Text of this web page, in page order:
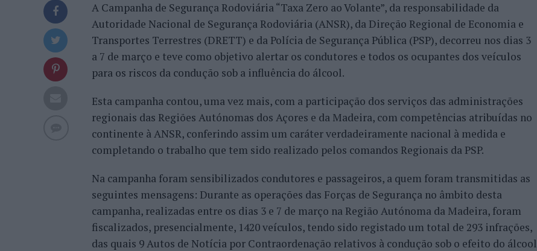
A Campanha de Segurança Rodoviária “Taxa Zero ao Volante”, da responsabilidade da
Autoridade Nacional de Segurança Rodoviária (ANSR), da Direção Regional de Economia e
Transportes Terrestres (DRETT) e da Polícia de Segurança Pública (PSP), decorreu nos dias 3
a 7 de março e teve como objetivo alertar os condutores e todos os ocupantes dos veículos
para os riscos da condução sob a influência do álcool.
Esta campanha contou, uma vez mais, com a participação dos serviços das administrações
regionais das Regiões Autónomas dos Açores e da Madeira, com competências atribuídas no
continente à ANSR, conferindo assim um caráter verdadeiramente nacional à medida e
completando o trabalho que tem sido realizado pelos comandos Regionais da PSP.
Na campanha foram sensibilizados condutores e passageiros, a quem foram transmitidas as
seguintes mensagens: Durante as operações das Forças de Segurança no âmbito desta
campanha, realizadas entre os dias 3 e 7 de março na Região Autónoma da Madeira, foram
fiscalizados, presencialmente, 1420 veículos, tendo sido registado um total de 293 infrações,
das quais 9 Autos de Notícia por Contraordenação relativos à condução sob o efeito do álcool